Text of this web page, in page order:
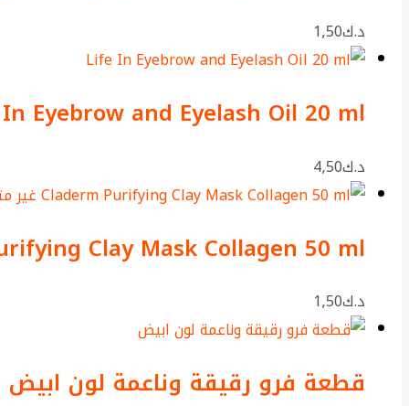
د.ك1٫50
Eyebrow and Eyelash Oil 20 ml
د.ك4٫50
غير
Clay Mask Collagen 50 ml
د.ك1٫50
قطعة فرو رقيقة وناعمة لون ابيض